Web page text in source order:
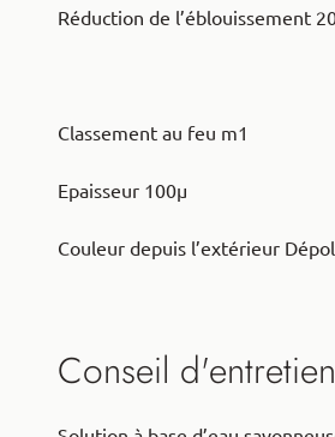
Réduction de l’éblouissement
Classement au feu m1
Epaisseur 100μ
Couleur depuis l’extérieur
Conseil d'entretien